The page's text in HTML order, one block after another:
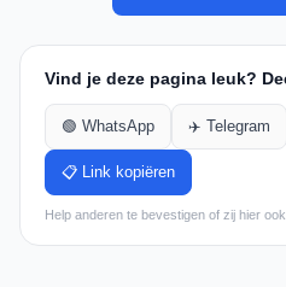
Vind je deze pagina leuk?
🟢 WhatsApp ✈️ Telegram
📋 Link kopiëren
Help anderen te bevestigen of zij hier